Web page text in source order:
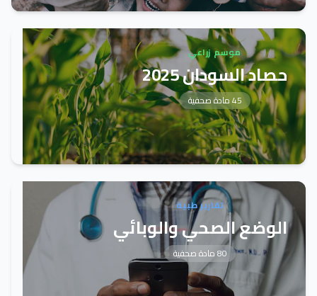
موسم زراعي
حصاد السودان 2025
45 مادة صحفية
تقارير طبية
الوضع الصحي والوبائي
80 مادة صحفية